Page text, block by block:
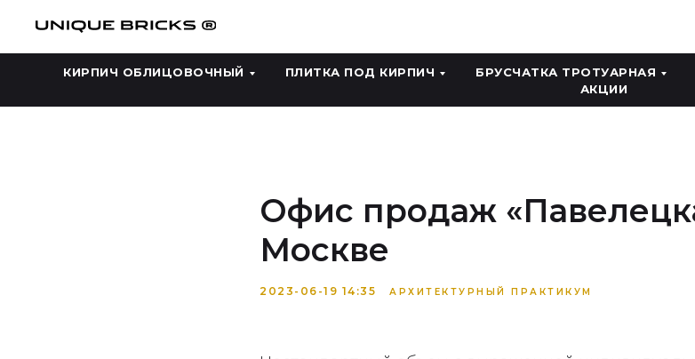
КИРПИЧ ОБЛИЦОВОЧНЫЙ ПЛИТКА ПОД КИРПИЧ БРУСЧАТКА ТРОТУАРНАЯ
АКЦИИ
Офис продаж
Москве
2023-06-19 14:35 АРХИТЕКТУРНЫЙ ПРАКТИКУМ